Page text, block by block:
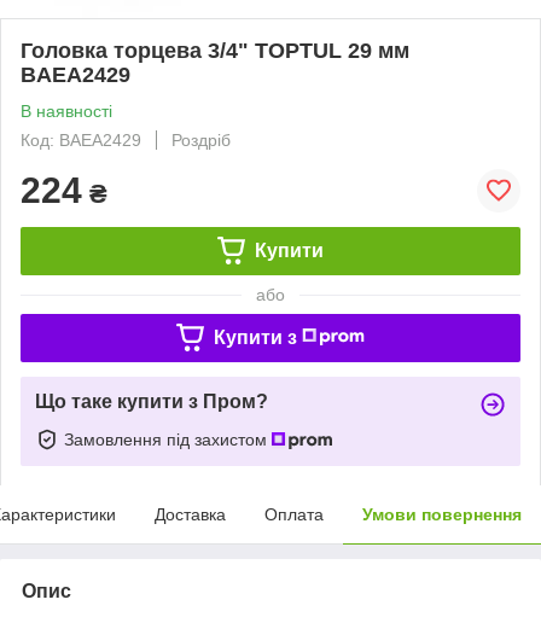
Головка торцева 3/4" TOPTUL 29 мм
BAEA2429
В наявності
Код: BAEA2429
Роздріб
224 ₴
Купити
або
Купити з
Що таке купити з Пром?
Замовлення під захистом
Доставка Оплата Умови повернення
Опис